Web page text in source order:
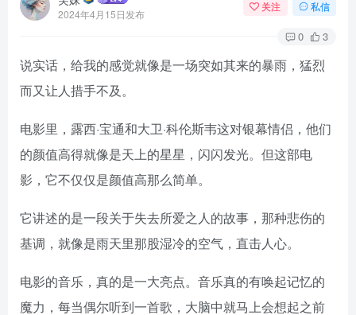
2024年4月15日发布
关注 私信
0 3
说实话，给我的感觉就像是一场突如其来的暴雨，猛烈
而又让人措手不及。
电影里，露西·宝通和大卫·科伦斯韦这对银幕情侣，他们
的颜值高得就像是天上的星星，闪闪发光。但这部电
影，它不仅仅是颜值高那么简单。
它讲述的是一段关于失去所爱之人的故事，那种悲伤的
基调，就像是雨天里那股湿冷的空气，直击人心。
电影的音乐，真的是一大亮点。音乐真的有唤起记忆的
魔力，每当偶尔听到一首歌，大脑中就马上会想起之前